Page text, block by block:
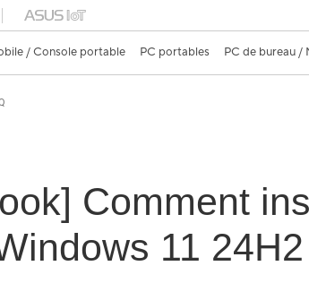
/ Console portable PC portables PC de bureau /
Comment
11 24H2